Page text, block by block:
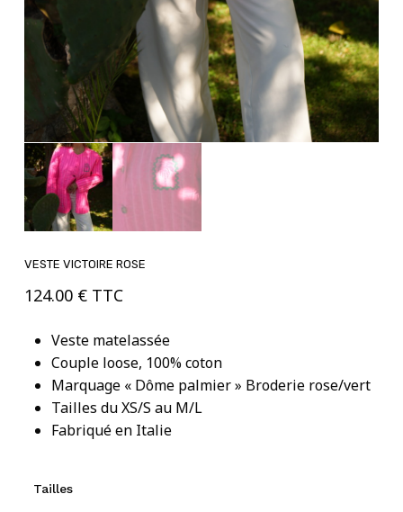
Votre panier est vide.
Acheter Des Produits
VESTE VICTOIRE ROSE
124.00 € TTC
Veste matelassée
Couple loose, 100% coton
Marquage « Dôme palmier » Broderie rose/vert
Tailles du XS/S au M/L
Fabriqué en Italie
Tailles